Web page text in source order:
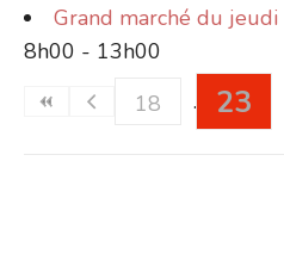
Grand marché du jeudi
8h00 - 13h00
18
23